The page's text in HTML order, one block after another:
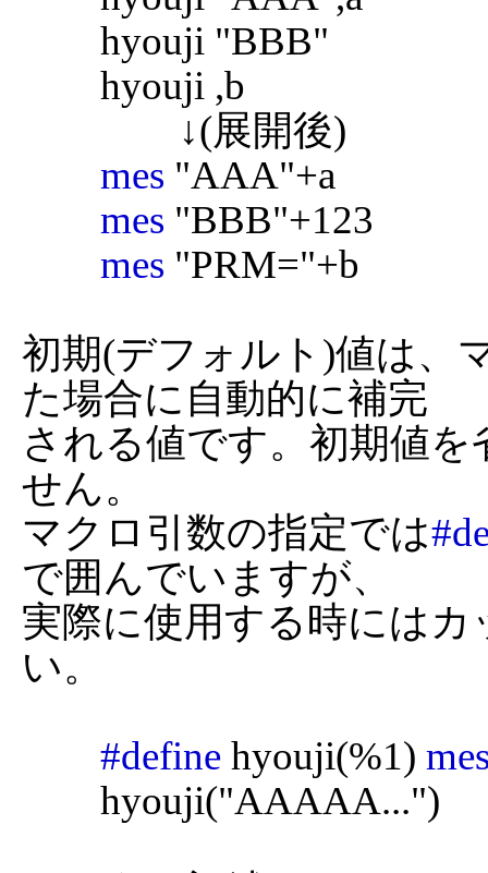
mes "AAA"+a
mes "BBB"+123
mes "PRM="+b
初期(デフォルト)値は、
た場合に自動的に補完
される値です。初期値
せん。
マクロ引数の指定では
で囲んでいますが、
実際に使用する時には
い。
#define hyouji(%1)